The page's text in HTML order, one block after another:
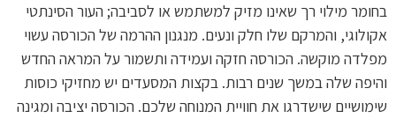
בחומר מילוי רך שאינו מזיק למשתמש או לסביבה; העור הסינתטי
אקולוגי, והמרקם שלו חלק ונעים. מנגנון ההרמה של הכורסה עשוי
מפלדה מוקשה. הכורסה חזקה ועמידה ותשמור על המראה החדש
והיפה שלה במשך שנים רבות. בקצות המסעדים יש מחזיקי כוסות
שימושיים שישדרגו את חוויית המנוחה שלכם. הכורסה יציבה ומגינה